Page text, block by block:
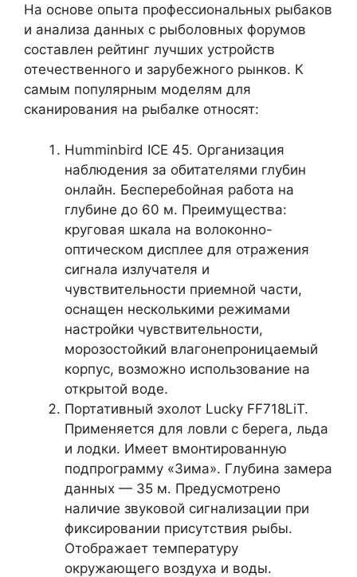
На основе опыта профессиональных рыбаков
и анализа данных с рыболовных форумов
составлен рейтинг лучших устройств
отечественного и зарубежного рынков. К
самым популярным моделям для
сканирования на рыбалке относят:
Humminbird ICE 45. Организация
наблюдения за обитателями глубин
онлайн. Бесперебойная работа на
глубине до 60 м. Преимущества:
круговая шкала на волоконно-
оптическом дисплее для отражения
сигнала излучателя и
чувствительности приемной части,
оснащен несколькими режимами
настройки чувствительности,
морозостойкий влагонепроницаемый
корпус, возможно использование на
открытой воде.
Портативный эхолот Lucky FF718LiT.
Применяется для ловли с берега, льда
и лодки. Имеет вмонтированную
подпрограмму «Зима». Глубина замера
данных — 35 м. Предусмотрено
наличие звуковой сигнализации при
фиксировании присутствия рыбы.
Отображает температуру
окружающего воздуха и воды.